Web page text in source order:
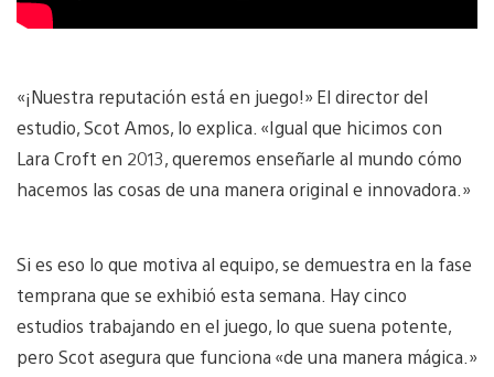
«¡Nuestra reputación está en juego!» El director del
estudio, Scot Amos, lo explica. «Igual que hicimos con
Lara Croft en 2013, queremos enseñarle al mundo cómo
hacemos las cosas de una manera original e innovadora.»
Si es eso lo que motiva al equipo, se demuestra en la fase
temprana que se exhibió esta semana. Hay cinco
estudios trabajando en el juego, lo que suena potente,
pero Scot asegura que funciona «de una manera mágica.»